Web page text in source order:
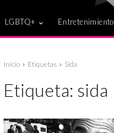
LGBTQ+ Entretenimiento
Inicio Etiquetas Sida
Etiqueta: sida